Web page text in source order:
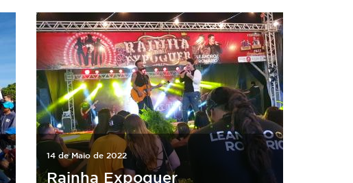
14 de Maio de 2022
Rainha Expoquer